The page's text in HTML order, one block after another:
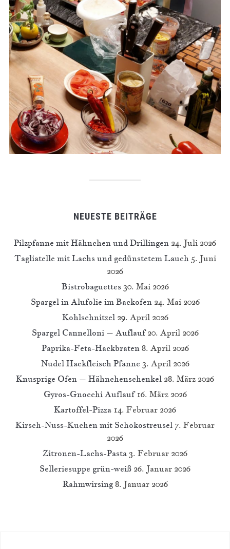
NEUESTE BEITRÄGE
Pilzpfanne mit Hähnchen und Drillingen 24. Juli 2026
Tagliatelle mit Lachs und gedünstetem Lauch 5. Juni
2026
Bistrobaguettes 30. Mai 2026
Spargel in Alufolie im Backofen 24. Mai 2026
Kohlschnitzel 29. April 2026
Spargel Cannelloni – Auflauf 20. April 2026
Paprika-Feta-Hackbraten 8. April 2026
Nudel Hackfleisch Pfanne 3. April 2026
Knusprige Ofen – Hähnchenschenkel 28. März 2026
Gyros-Gnocchi Auflauf 16. März 2026
Kartoffel-Pizza 14. Februar 2026
Kirsch-Nuss-Kuchen mit Schokostreusel 7. Februar
2026
Zitronen-Lachs-Pasta 3. Februar 2026
Selleriesuppe grün-weiß 26. Januar 2026
Rahmwirsing 8. Januar 2026